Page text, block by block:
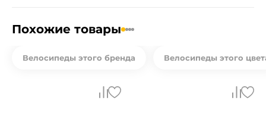
Похожие товары
Велосипеды этого бренда Велосипеды этого